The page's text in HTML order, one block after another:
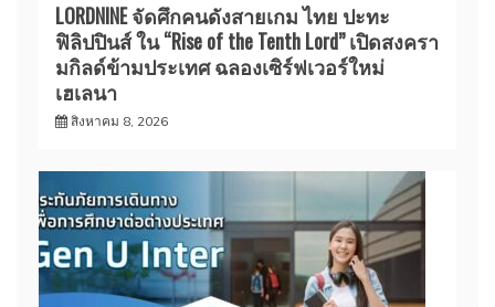
LORDNINE จัดศึกคนดังสายเกม ไทย ปะทะ
ฟิลิปปินส์ ใน “Rise of the Tenth Lord” เปิดสงครา
มกิลด์ข้ามประเทศ ฉลองเซิร์ฟเวอร์ใหม่
เฮเลนา
สิงหาคม 8, 2026